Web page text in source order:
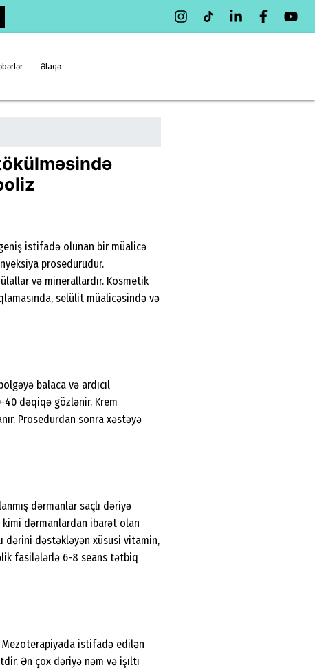
Əlaqə
istifadə olunan bir müalicə
prosedurudur.
və minerallardır. Kosmetik
selülit müalicəsində və
balaca və ardıcıl
40 dəqiqə gözlənir. Krem
Prosedurdan sonra xəstəyə
dərmanlar saçlı dəriyə
dərmanlardan ibarət olan
dərini dəstəkləyən xüsusi vitamin,
fasilələrlə 6-8 seans tətbiq
istifadə edilən
Ən çox dəriyə nəm və işıltı